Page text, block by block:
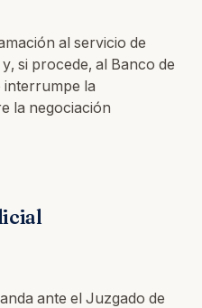
al servicio de
si procede, al Banco de
interrumpe la
la negociación
ante el Juzgado de